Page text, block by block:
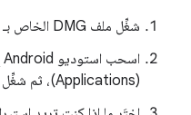
شغِّل ملف DMG الخاص بـ "استوديو Android".
(Applications)، ثم شغِّل استوديو Android.